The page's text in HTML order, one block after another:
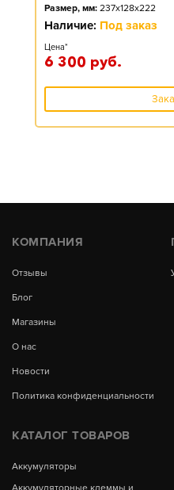
Размер, мм: 237x128x222
Наличие: Под заказ
Цена*
6 300 руб.
КОМПАНИЯ
Отзывы
Блог
Магазины
О нас
Новости
Политика конфиденциальности
КАТАЛОГ ТОВАРОВ
Аккумуляторы